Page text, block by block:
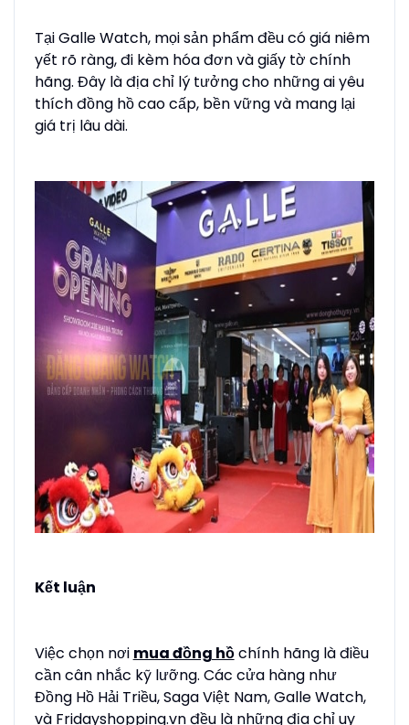
Tại Galle Watch, mọi sản phẩm đều có giá niêm
yết rõ ràng, đi kèm hóa đơn và giấy tờ chính
hãng. Đây là địa chỉ lý tưởng cho những ai yêu
thích đồng hồ cao cấp, bền vững và mang lại
giá trị lâu dài.
Kết luận
Việc chọn nơi mua đồng hồchính hãng là điều
cần cân nhắc kỹ lưỡng. Các cửa hàng như
Đồng Hồ Hải Triều, Saga Việt Nam, Galle Watch,
và Fridayshopping.vn đều là những địa chỉ uy